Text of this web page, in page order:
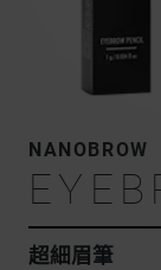
NANOBROW
超細眉筆